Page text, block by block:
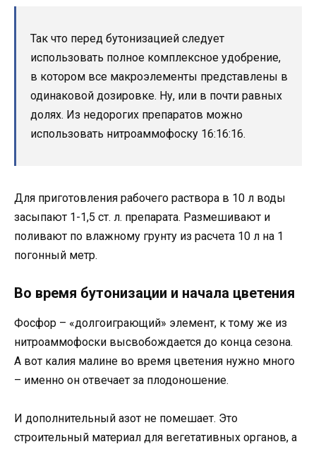
Так что перед бутонизацией следует
использовать полное комплексное удобрение,
в котором все макроэлементы представлены в
одинаковой дозировке. Ну, или в почти равных
долях. Из недорогих препаратов можно
использовать нитроаммофоску 16:16:16.
Для приготовления рабочего раствора в 10 л воды
засыпают 1-1,5 ст. л. препарата. Размешивают и
поливают по влажному грунту из расчета 10 л на 1
погонный метр.
Во время бутонизации и начала цветения
Фосфор – «долгоиграющий» элемент, к тому же из
нитроаммофоски высвобождается до конца сезона.
А вот калия малине во время цветения нужно много
– именно он отвечает за плодоношение.
И дополнительный азот не помешает. Это
строительный материал для вегетативных органов, а